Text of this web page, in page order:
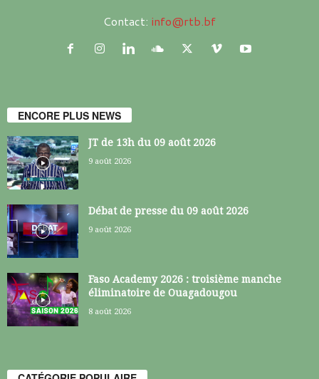
Contact: info@rtb.bf
ENCORE PLUS NEWS
JT de 13h du 09 août 2026
9 août 2026
Débat de presse du 09 août 2026
9 août 2026
Faso Academy 2026 : troisième manche
éliminatoire de Ouagadougou
8 août 2026